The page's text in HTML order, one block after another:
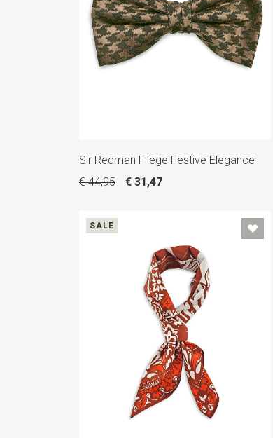
Sir Redman Fliege Festive Elegance
€ 44,95
€ 31,47
SALE